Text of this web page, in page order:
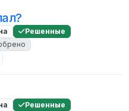
Решенные
Решенные